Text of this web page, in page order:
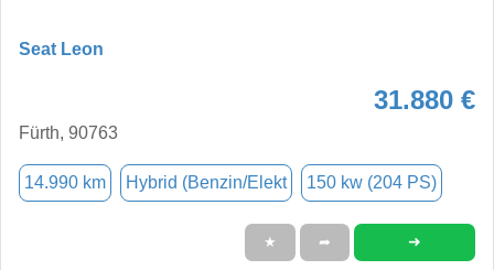
Seat Leon
31.880 €
Fürth, 90763
14.990 km Hybrid (Benzin/Elekt 150 kw (204 PS)
★ ➦ ➜